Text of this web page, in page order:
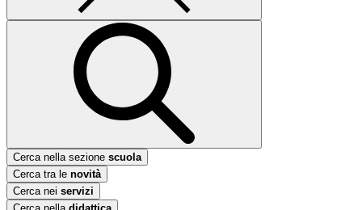
Cerca nella sezione scuola
Cerca tra le novità
Cerca nei servizi